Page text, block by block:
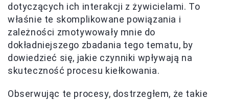
dotyczących ich interakcji z żywicielami. To
właśnie te skomplikowane powiązania i
zależności zmotywowały mnie do
dokładniejszego zbadania tego tematu, by
dowiedzieć się, jakie czynniki wpływają na
skuteczność procesu kiełkowania.
Obserwując te procesy, dostrzegłem, że takie